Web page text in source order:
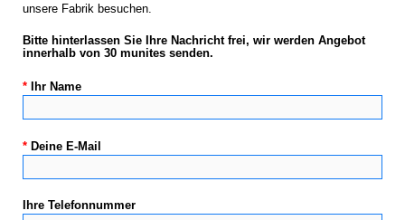
unsere Fabrik besuchen.
Bitte hinterlassen Sie Ihre Nachricht frei, wir werden Angebot
innerhalb von 30 munites senden.
* Ihr Name
* Deine E-Mail
Ihre Telefonnummer